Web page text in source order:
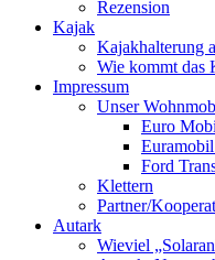
Rezension
Kajak
Kajakhalterung
Wie kommt das
Impressum
Unser
Euro
Ford
Klettern
Partner/
Autark
Wieviel